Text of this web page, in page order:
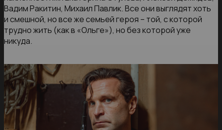
Вадим Ракитин, Михаил Павлик. Все они выглядят хоть
и смешной, но все же семьей героя – той, с которой
трудно жить (как в «Ольге»), но без которой уже
никуда.